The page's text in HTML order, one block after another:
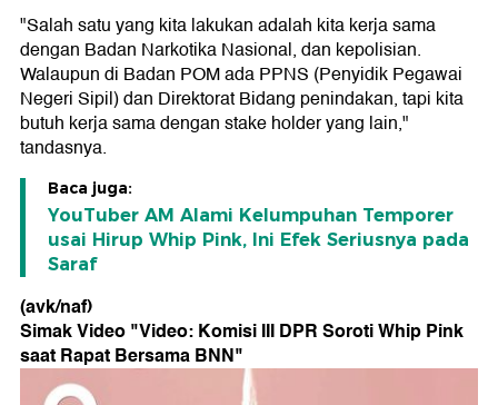
"Salah satu yang kita lakukan adalah kita kerja sama
dengan Badan Narkotika Nasional, dan kepolisian.
Walaupun di Badan POM ada PPNS (Penyidik Pegawai
Negeri Sipil) dan Direktorat Bidang penindakan, tapi kita
butuh kerja sama dengan stake holder yang lain,"
tandasnya.
Baca juga:
YouTuber AM Alami Kelumpuhan Temporer
usai Hirup Whip Pink, Ini Efek Seriusnya pada
Saraf
(avk/naf)
Simak Video "Video: Komisi III DPR Soroti Whip Pink
saat Rapat Bersama BNN"